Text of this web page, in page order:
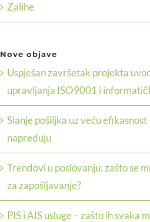
Zalihe
Nove objave
Uspješan završetak projekta
upravljanja ISO9001 i
Slanje pošiljka uz veću efikasnost
napreduju
Trendovi u poslovanju: zašto se
za zapošljavanje?
PIS i AIS usluge – zašto ih svaka